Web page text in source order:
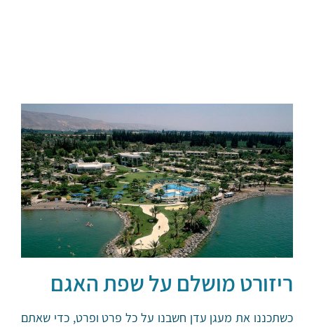
ריזורט מושלם על שפת האגם
כשתכננו את מעגן עדן חשבנו על כל פרט ופרט, כדי שאתם